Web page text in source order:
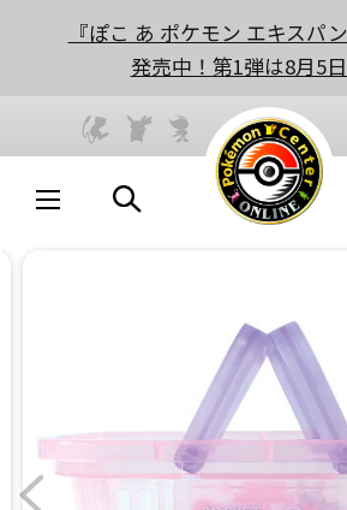
『ぽこ あ ポケモン エキスパ
発売中！第1弾は8月5